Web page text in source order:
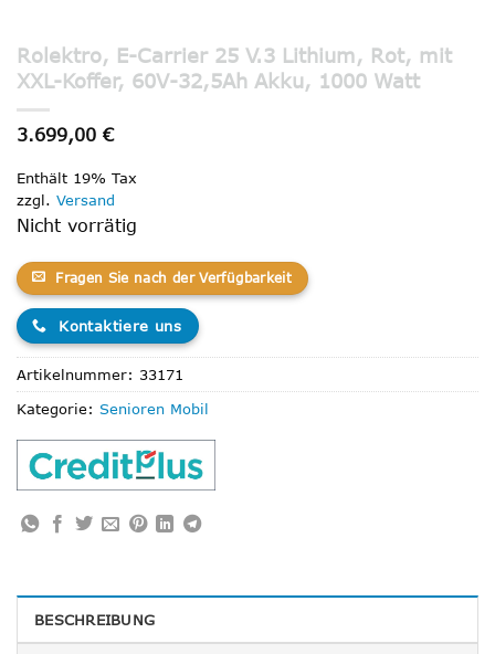
Rolektro, E-Carrier 25 V.3 Lithium, Rot, mit
XXL-Koffer, 60V-32,5Ah Akku, 1000 Watt
3.699,00 €
Enthält 19% Tax
zzgl. Versand
Nicht vorrätig
Fragen Sie nach der Verfügbarkeit
Kontaktiere uns
Artikelnummer: 33171
Kategorie: Senioren Mobil
BESCHREIBUNG